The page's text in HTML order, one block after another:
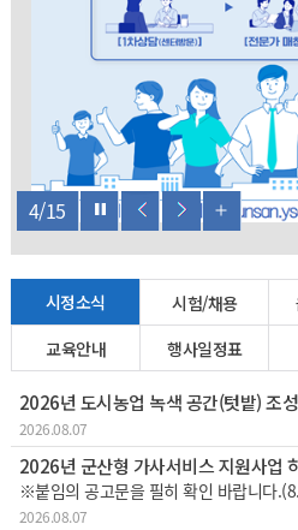
군
산
4/15
시정소식 시험/채용
교육안내
행사일정표
2026년 도시농업 녹색 공간(텃밭) 조
2026.08.07
2026년 군산형 가사서비스 지원사업
2026.08.07